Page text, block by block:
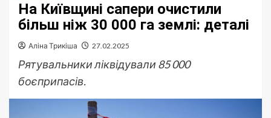
На Київщині сапери очистили
більш ніж 30 000 га землі: деталі
Аліна Трикіша 27.02.2025
Рятувальники ліквідували 85 000
боєприпасів.